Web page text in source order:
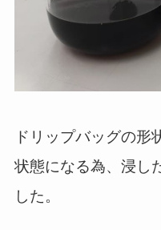
ドリップバッグの形
状態になる為、浸し
した。